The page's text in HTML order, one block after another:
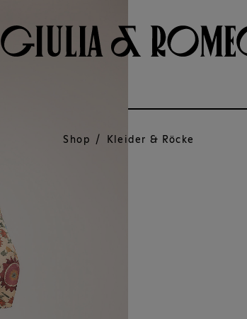
Shop / Kleider & Röcke